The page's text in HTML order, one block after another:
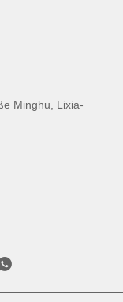
Minghu, Lixia-